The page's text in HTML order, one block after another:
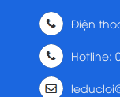
Điện
Hotline: